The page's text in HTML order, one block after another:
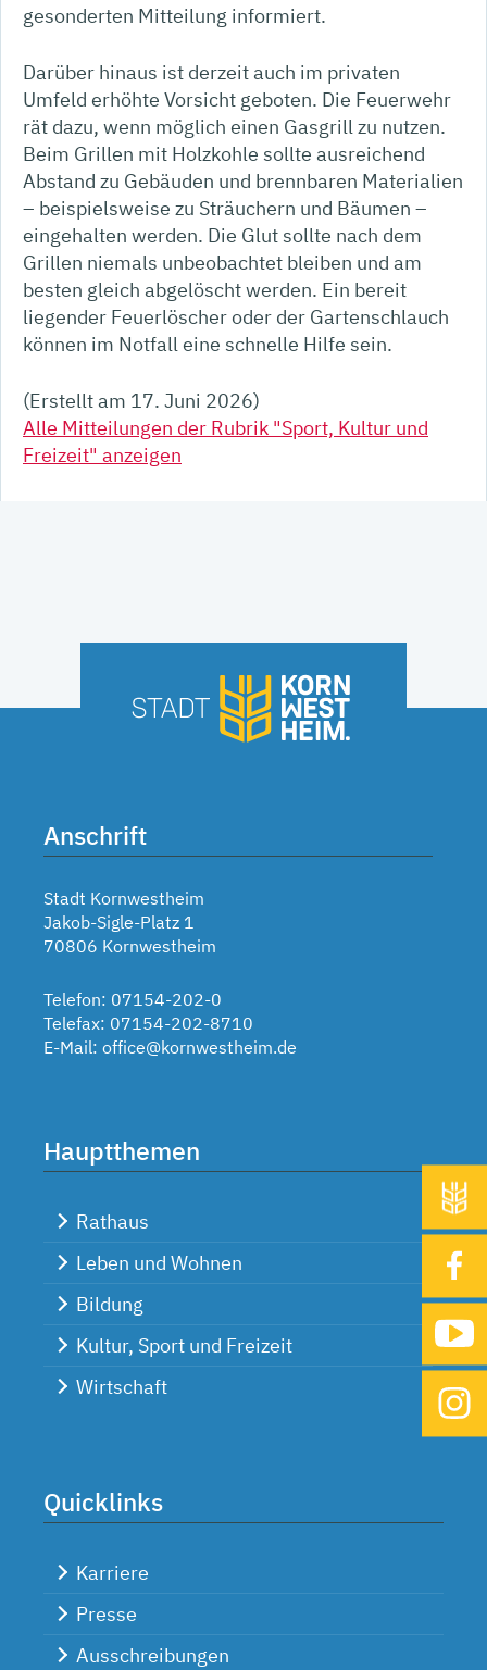
gesonderten Mitteilung informiert.
Darüber hinaus ist derzeit auch im privaten
Umfeld erhöhte Vorsicht geboten. Die Feuerwehr
rät dazu, wenn möglich einen Gasgrill zu nutzen.
Beim Grillen mit Holzkohle sollte ausreichend
Abstand zu Gebäuden und brennbaren Materialien
– beispielsweise zu Sträuchern und Bäumen –
eingehalten werden. Die Glut sollte nach dem
Grillen niemals unbeobachtet bleiben und am
besten gleich abgelöscht werden. Ein bereit
liegender Feuerlöscher oder der Gartenschlauch
können im Notfall eine schnelle Hilfe sein.
(Erstellt am 17. Juni 2026)
Alle Mitteilungen der Rubrik "Sport, Kultur und
Freizeit" anzeigen
Anschrift
Stadt Kornwestheim
Jakob-Sigle-Platz 1
70806 Kornwestheim
Telefon: 07154-202-0
Telefax: 07154-202-8710
E-Mail: office@kornwestheim.de
Hauptthemen
Rathaus
Leben und Wohnen
Bildung
Kultur, Sport und Freizeit
Wirtschaft
Quicklinks
Karriere
Presse
Ausschreibungen